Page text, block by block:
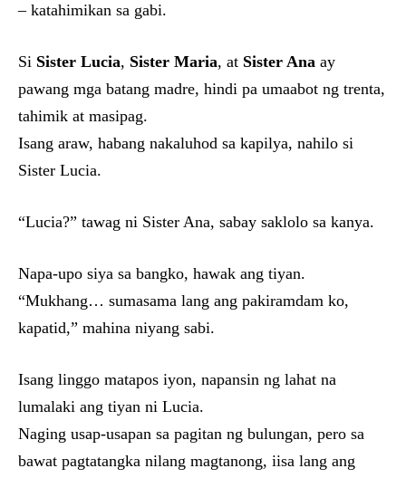
– katahimikan sa gabi.
Si Sister Lucia, Sister Maria, at Sister Ana ay
pawang mga batang madre, hindi pa umaabot ng trenta,
tahimik at masipag.
Isang araw, habang nakaluhod sa kapilya, nahilo si
Sister Lucia.
“Lucia?” tawag ni Sister Ana, sabay saklolo sa kanya.
Napa-upo siya sa bangko, hawak ang tiyan.
“Mukhang… sumasama lang ang pakiramdam ko,
kapatid,” mahina niyang sabi.
Isang linggo matapos iyon, napansin ng lahat na
lumalaki ang tiyan ni Lucia.
Naging usap-usapan sa pagitan ng bulungan, pero sa
bawat pagtatangka nilang magtanong, iisa lang ang